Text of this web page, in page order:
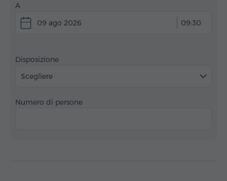
A
09 ago 2026
09:30
Disposizione
Scegliere
Numero di persone